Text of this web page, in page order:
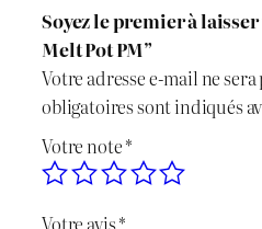
W
a
x
M
e
l
Soyez le premier à
Melt Pot PM”
Votre adresse e-mail ne sera
obligatoires sont indiqués
Votre note*
Votre avis*